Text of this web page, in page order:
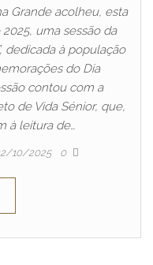
Grande acolheu, esta
uma sessão da
dedicada à população
do Dia
contou com a
de Vida Sénior, que,
à leitura de…
10/2025 0